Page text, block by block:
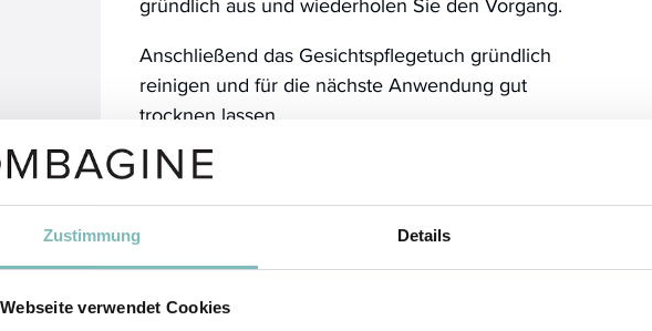
Zustimmung Details
verwendet Cookies
Anschließend das Gesichtspflegetuch gründlich
reinigen und für die nächste Anwendung gut
trocknen lassen.